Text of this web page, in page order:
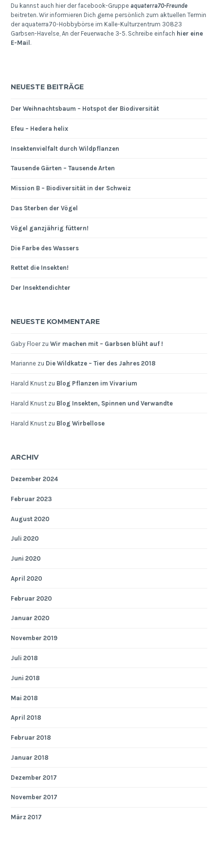
Du kannst auch hier der facebook-Gruppeaquaterra70-Freunde
beitreten. Wir informieren Dich gerne persönlich zum aktuellen Termin
der aquaterra70-Hobbybörse im Kalle-Kulturzentrum 30823
Garbsen-Havelse, An der Feuerwache 3-5. Schreibe einfach hier eine
E-Mail .
NEUESTE BEITRÄGE
Der Weihnachtsbaum – Hotspot der Biodiversität
Efeu – Hedera helix
Insektenvielfalt durch Wildpflanzen
Tausende Gärten – Tausende Arten
Mission B – Biodiversität in der Schweiz
Das Sterben der Vögel
Vögel ganzjährig füttern!
Die Farbe des Wassers
Rettet die Insekten!
Der Insektendichter
NEUESTE KOMMENTARE
Gaby FloerzuWir machen mit – Garbsen blüht auf !
Marianne zu Die Wildkatze – Tier des Jahres 2018
Harald Knust zu Blog Pflanzen im Vivarium
Harald Knust zu Blog Insekten, Spinnen und Verwandte
Harald Knust zu Blog Wirbellose
ARCHIV
Dezember 2024
Februar 2023
August 2020
Juli 2020
Juni 2020
April 2020
Februar 2020
Januar 2020
November 2019
Juli 2018
Juni 2018
Mai 2018
April 2018
Februar 2018
Januar 2018
Dezember 2017
November 2017
März 2017